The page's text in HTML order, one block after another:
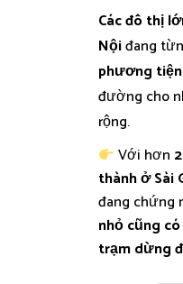
Các đô thị
Nộiđang
phương
đường cho
rộng.
Với hơn
thành ở Sài
đang chứng
nhỏ cũng
trạm dừng